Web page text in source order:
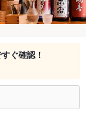
ぐ確認！